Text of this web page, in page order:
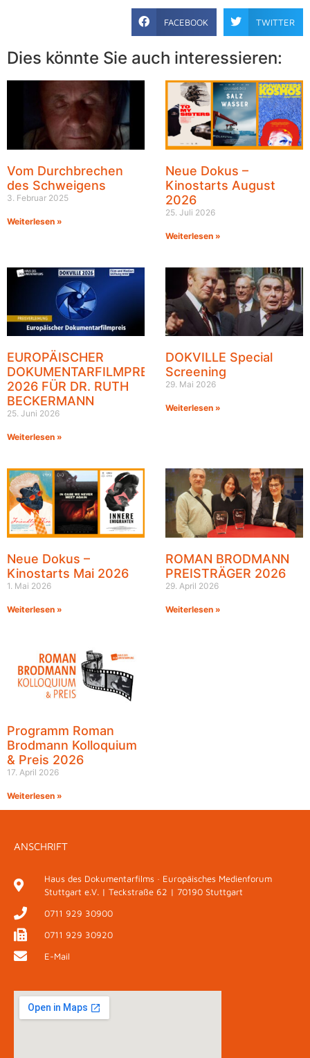
FACEBOOK TWITTER
Dies könnte Sie auch interessieren:
Vom Durchbrechen
des Schweigens
3. Februar 2025
Weiterlesen »
Neue Dokus –
Kinostarts August
2026
25. Juli 2026
Weiterlesen »
EUROPÄISCHER
DOKUMENTARFILMPREIS
2026 FÜR DR. RUTH
BECKERMANN
25. Juni 2026
Weiterlesen »
DOKVILLE Special
Screening
29. Mai 2026
Weiterlesen »
Neue Dokus –
Kinostarts Mai 2026
1. Mai 2026
Weiterlesen »
ROMAN BRODMANN
PREISTRÄGER 2026
29. April 2026
Weiterlesen »
Programm Roman
Brodmann Kolloquium
& Preis 2026
17. April 2026
Weiterlesen »
ANSCHRIFT
Haus des Dokumentarfilms · Europäisches Medienforum
Stuttgart e.V. | Teckstraße 62 | 70190 Stuttgart
0711 929 30900
0711 929 30920
E-Mail